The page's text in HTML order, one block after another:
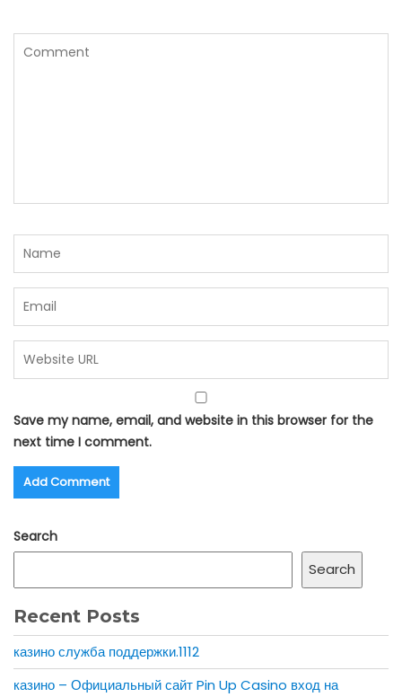
Save my name, email, and website in this browser for the
next time I comment.
Search
Search
Recent Posts
казино служба поддержки.1112
казино – Официальный сайт Pin Up Casino вход на